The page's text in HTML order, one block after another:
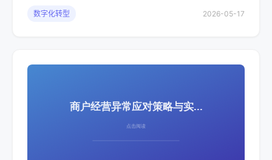
数字化转型 2026-05-17